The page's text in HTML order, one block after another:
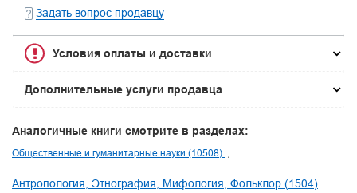
Задать вопрос продавцу
Условия оплаты и доставки
Дополнительные услуги продавца
Аналогичные книги смотрите в разделах:
Общественные и гуманитарные науки (10508)
Антропология, Этнография, Мифология, Фольклор (1504)